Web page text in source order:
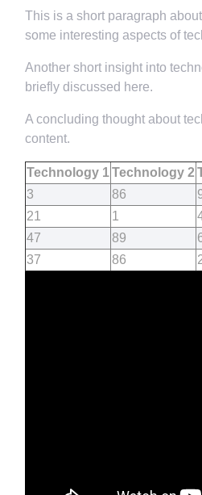
This is a short paragraph
some interesting aspects of
Another short insight into
briefly discussed here.
A concluding thought about
content.
Technology 1Technology 2
3
86
21
1
47
89
37
86